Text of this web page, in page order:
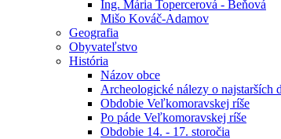
Ing. Mária Topercerová - Beňová
Mišo Kováč-Adamov
Geografia
Obyvateľstvo
História
Názov obce
Archeologické nálezy o najstarších
Obdobie Veľkomoravskej ríše
Po páde Veľkomoravskej ríše
Obdobie 14. - 17. storočia